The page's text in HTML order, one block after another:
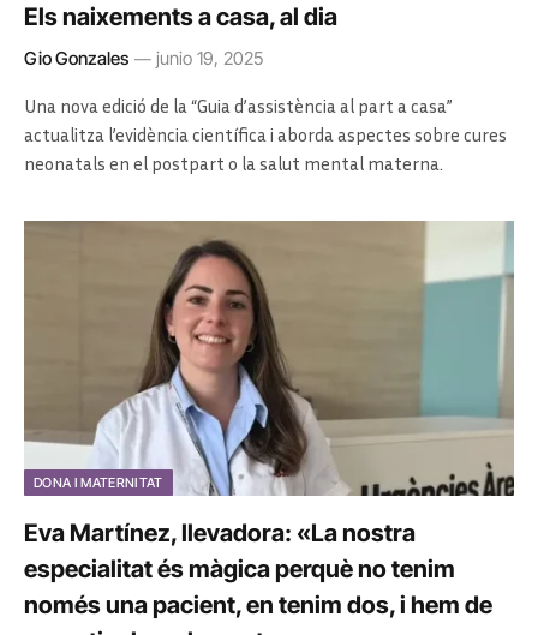
Els naixements a casa, al dia
Gio Gonzales junio 19, 2025
Una nova edició de la “Guia d’assistència al part a casa”
actualitza l’evidència científica i aborda aspectes sobre cures
neonatals en el postpart o la salut mental materna.
DONA I MATERNITAT
Eva Martínez, llevadora: «La nostra
especialitat és màgica perquè no tenim
només una pacient, en tenim dos, i hem de